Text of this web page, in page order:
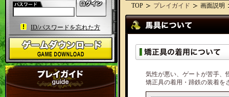
TOP プレイガイド 画面説明
気性が悪い、ゲートが苦手、
矯正具の着用・蹄鉄の装着を
ID/パスワードを忘れた方